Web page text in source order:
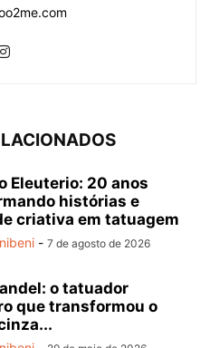
Eleuterio: 20 anos
histórias e
criativa em tatuagem
- 7 de agosto de 2026
o tatuador
que transformou o